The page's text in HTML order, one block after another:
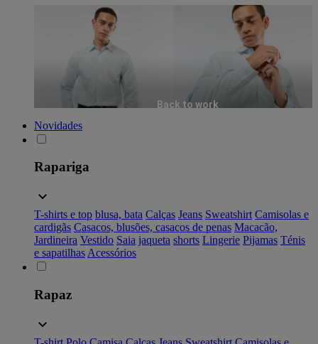
Back to work
Novidades
Rapariga
T-shirts e top blusa, bata Calças Jeans Sweatshirt Camisolas e
cardigãs Casacos, blusões, casacos de penas Macacão,
Jardineira Vestido Saia jaqueta shorts Lingerie Pijamas Ténis
e sapatilhas Acessórios
Rapaz